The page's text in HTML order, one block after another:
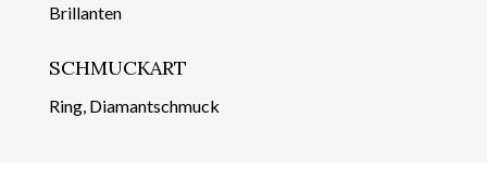
Brillanten
SCHMUCKART
Ring, Diamantschmuck